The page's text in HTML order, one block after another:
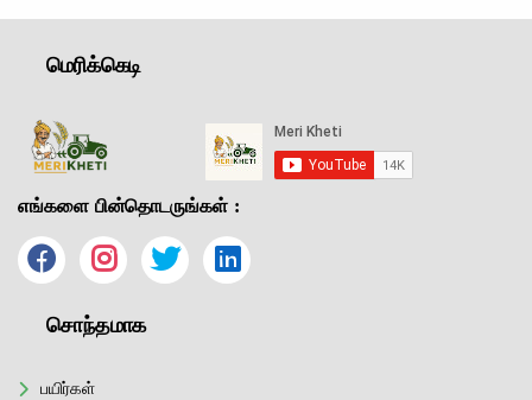
மெரிக்கெடி
எங்களை பின்தொடருங்கள் :
சொந்தமாக
பயிர்கள்